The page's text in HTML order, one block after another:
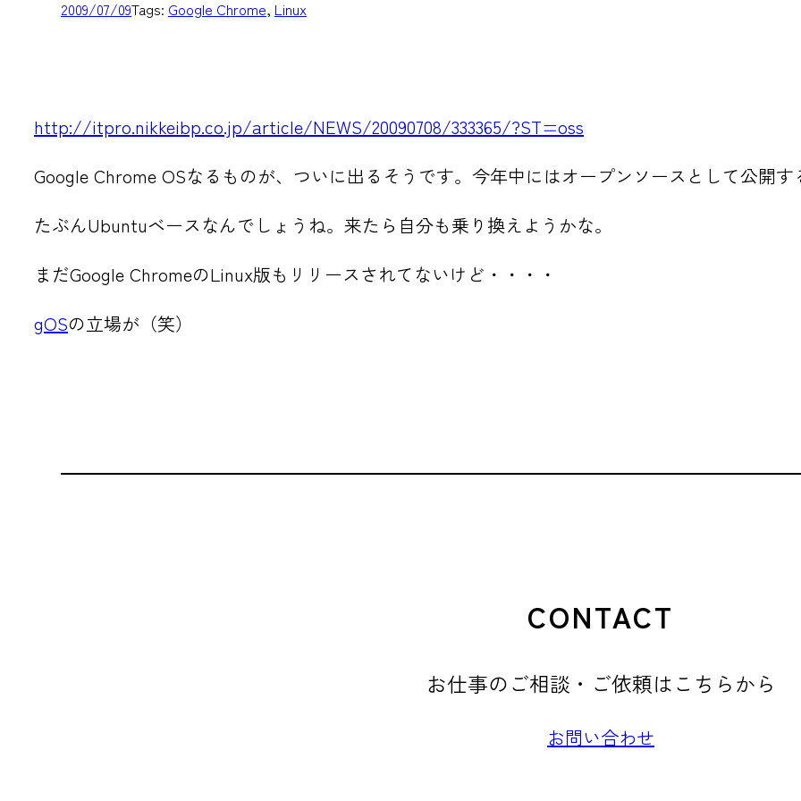
2009/07/09Tags: Google Chrome, Linux
http://itpro.nikkeibp.co.jp/article/NEWS/20090708/333365/?ST=oss
Google Chrome OSなるものが、ついに出るそうです。今年中にはオープンソースとして公開す
たぶんUbuntuベースなんでしょうね。来たら自分も乗り換えようかな。
まだGoogle ChromeのLinux版もリリースされてないけど・・・・
gOSの立場が（笑）
CONTACT
お仕事のご相談・ご依頼はこちらから
お問い合わせ